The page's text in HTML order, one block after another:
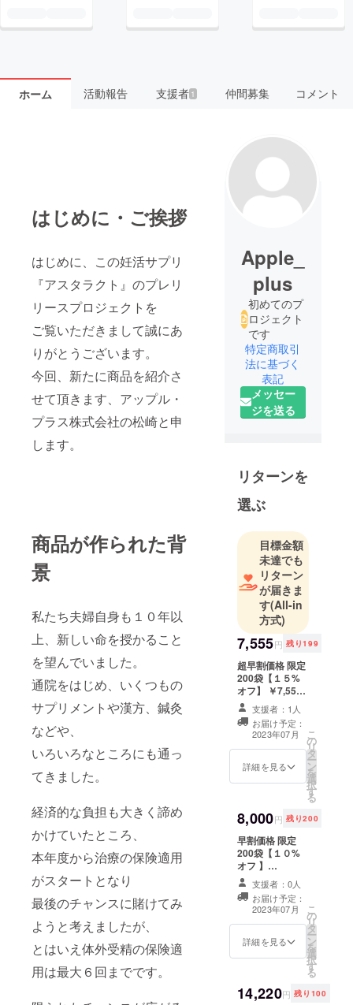
ホーム 活動報告 支援者 1 仲間募集 コメント
はじめに・ご挨拶
はじめに、この妊活サプリ
『アスタラクト』のプレリ
リースプロジェクトを
ご覧いただきまして誠にあ
りがとうございます。
今回、新たに商品を紹介さ
せて頂きます、アップル・
プラス株式会社の松崎と申
します。
商品が作られた背
景
私たち夫婦自身も１０年以
上、新しい命を授かること
を望んでいました。
通院をはじめ、いくつもの
サプリメントや漢方、鍼灸
などや、
いろいろなところにも通っ
てきました。
経済的な負担も大きく諦め
かけていたところ、
本年度から治療の保険適用
がスタートとなり
最後のチャンスに賭けてみ
ようと考えましたが、
とはいえ体外受精の保険適
用は最大６回までです。
Apple_
plus
初めてのプ
ロジェクト
です
特定商取引
法に基づく
表記
メッセー
ジを送る
リターンを
選ぶ
目標金額
未達でも
リターン
が届きま
す(All-in
方式)
7,555円 残り199
超早割価格 限定
200袋【１５%
オフ】 ￥7,555
円(１５%OFF価
格) 支援者：1人
お届け予定：
2023年07月
詳細を見る
こ
の
リ
タ
ー
ン
を
選
択
す
る
8,000円 残り200
早割価格 限定
200袋【１０%
オフ 】
￥8,000(１
０%OFF価格)
支援者：0人
お届け予定：
2023年07月
詳細を見る
こ
の
リ
タ
ー
ン
を
選
択
す
る
14,220円 残り100